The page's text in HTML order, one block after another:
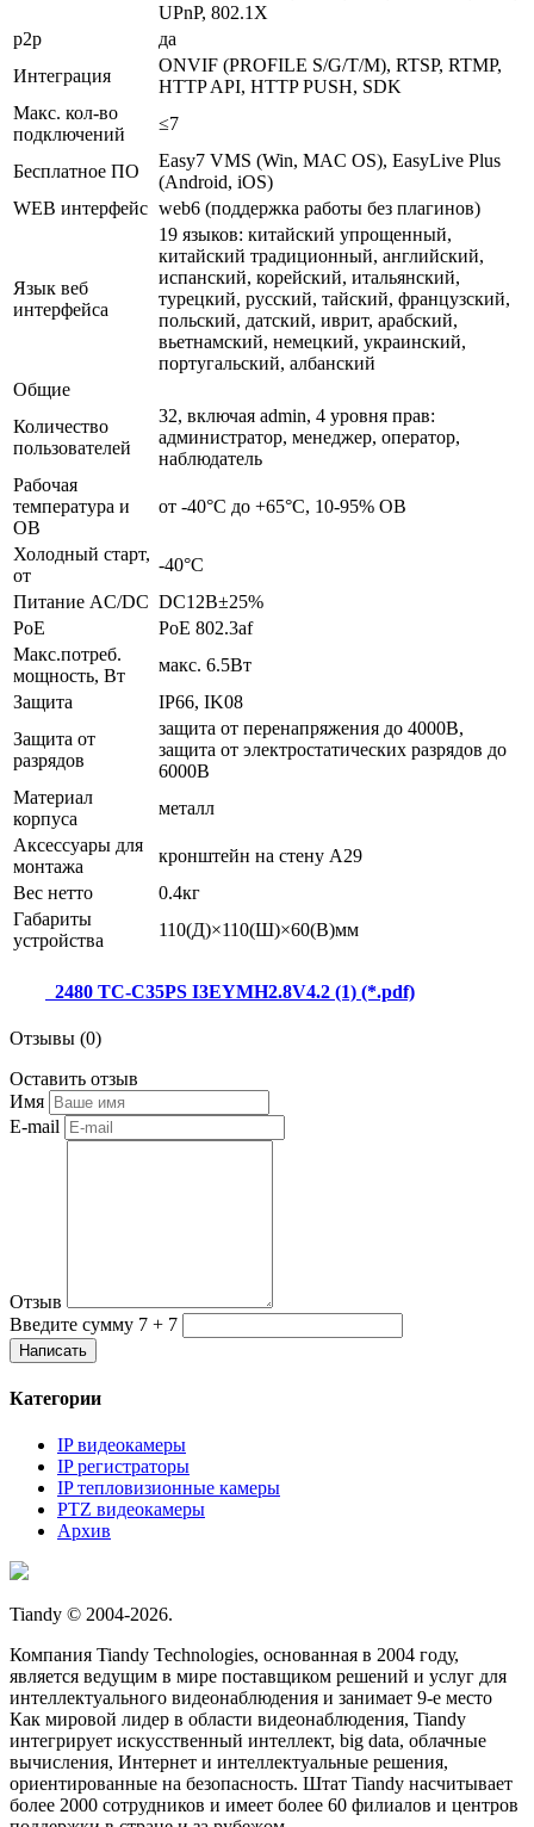
UPnP, 802.1X
p2p
да
Интеграция
ONVIF (PROFILE S/G/T/M), RTSP, RTMP,
HTTP API, HTTP PUSH, SDK
Макс. кол-во
подключений
≤7
Бесплатное ПО
Easy7 VMS (Win, MAC OS), EasyLive Plus
(Android, iOS)
WEB интерфейс web6 (поддержка работы без плагинов)
Язык веб
интерфейса
19 языков: китайский упрощенный,
китайский традиционный, английский,
испанский, корейский, итальянский,
турецкий, русский, тайский, французский,
польский, датский, иврит, арабский,
вьетнамский, немецкий, украинский,
португальский, албанский
Общие
Количество
пользователей
32, включая admin, 4 уровня прав:
администратор, менеджер, оператор,
наблюдатель
Рабочая
температура и
ОВ
от -40°С до +65°С, 10-95% ОВ
Холодный старт,
от
-40°С
Питание AC/DC DC12В±25%
PoE
PoE 802.3af
Макс.потреб.
мощность, Вт
макс. 6.5Вт
Защита
IP66, IK08
Защита от
разрядов
защита от перенапряжения до 4000В,
защита от электростатических разрядов до
6000В
Материал
корпуса
металл
Аксессуары для
монтажа
кронштейн на стену A29
Вес нетто
0.4кг
Габариты
устройства
110(Д)×110(Ш)×60(В)мм
2480 TC-C35PS I3EYMH2.8V4.2 (1) (*.pdf)
Отзывы (0)
Оставить отзыв
Имя
E-mail
Отзыв
Введите сумму 7 + 7
Категории
IP видеокамеры
IP регистраторы
IP тепловизионные камеры
PTZ видеокамеры
Архив
Tiandy © 2004-2026.
Компания Tiandy Technologies, основанная в 2004 году,
является ведущим в мире поставщиком решений и услуг для
интеллектуального видеонаблюдения и занимает 9-е место
Как мировой лидер в области видеонаблюдения, Tiandy
интегрирует искусственный интеллект, big data, облачные
вычисления, Интернет и интеллектуальные решения,
ориентированные на безопасность. Штат Tiandy насчитывает
более 2000 сотрудников и имеет более 60 филиалов и центров